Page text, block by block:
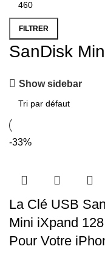
FILTRER
SanDisk
Show sidebar
-33%
La Clé USB
Mini iXpand
Pour Votre